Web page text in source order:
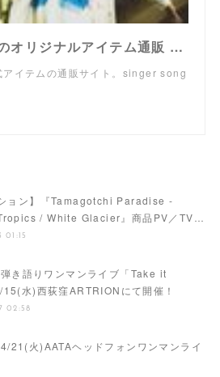
AATA ( ge4da )のオリジナルアイテム通販 ∞ SUZURI（スズリ）
イテムの通販サイト。singer song
ション】『Tamagotchi Paradise -
/ White Glacier』商品PV／TV…
01:15
弾き語りワンマンライブ「Take it
水)西荻窪ARTRIONにて開催！
02:58
4/21(火)AATAヘッドフォンワンマンライ